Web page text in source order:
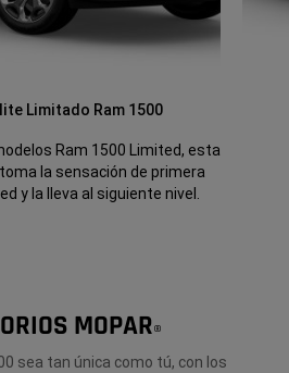
Limitado Ram 1500
Ram 1500 Limited, esta
la sensación de primera
y la lleva al siguiente nivel.
MOPAR®
sea tan única como tú, con los